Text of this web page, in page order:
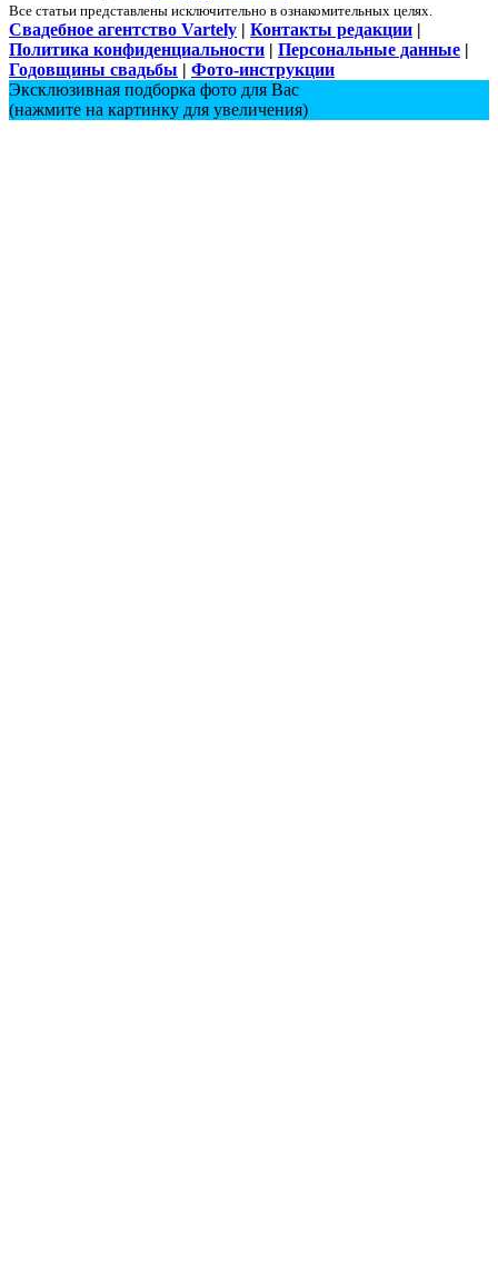
Все статьи представлены исключительно в ознакомительных целях.
Свадебное агентство Vartely | Контакты редакции |
Политика конфиденциальности | Персональные данные |
Годовщины свадьбы | Фото-инструкции
Эксклюзивная подборка фото для Вас
(нажмите на картинку для увеличения)